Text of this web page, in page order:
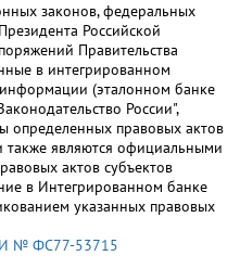
законов, федеральных
Российской
Правительства
в интегрированном
(эталонном банке
России",
определенных правовых актов
также являются официальными
актов субъектов
в Интегрированном банке
указанных правовых
№ ФС77-53715